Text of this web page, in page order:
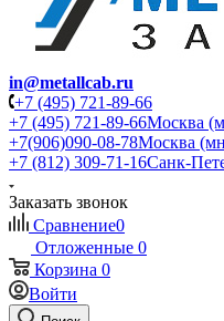
in@metallcab.ru
+7 (495) 721-89-66
+7 (495) 721-89-66Москва
+7(906)090-08-78Москва
+7 (812) 309-71-16Санк-
Заказать звонок
Сравнение0
Отложенные 0
Корзина 0
Войти